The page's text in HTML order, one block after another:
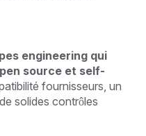
engineering qui
source et self-
fournisseurs, un
solides contrôles